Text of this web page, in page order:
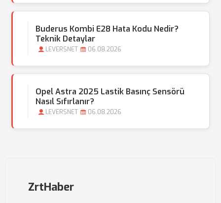
Buderus Kombi E28 Hata Kodu Nedir?
Teknik Detaylar
LEVERSNET 06.08.2026
Opel Astra 2025 Lastik Basınç Sensörü
Nasıl Sıfırlanır?
LEVERSNET 06.08.2026
ZrtHaber